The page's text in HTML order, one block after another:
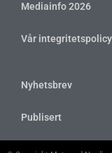
Mediainfo 2026
Vår integritetspolicy
Nyhetsbrev
Publisert